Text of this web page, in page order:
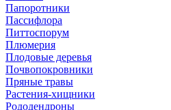
Папоротники
Пассифлора
Питтоспорум
Плюмерия
Плодовые деревья
Почвопокровники
Пряные травы
Растения-хищники
Рододендроны